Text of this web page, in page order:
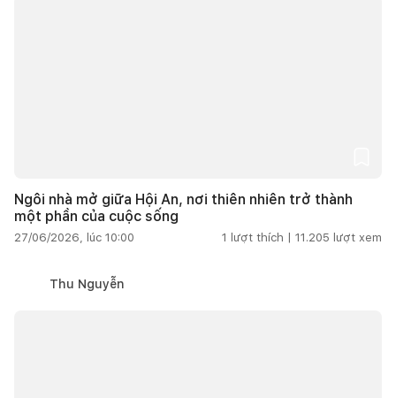
Ngôi nhà mở giữa Hội An, nơi thiên nhiên trở thành
một phần của cuộc sống
27/06/2026, lúc 10:00 1 lượt thích | 11.205 lượt xem
Thu Nguyễn